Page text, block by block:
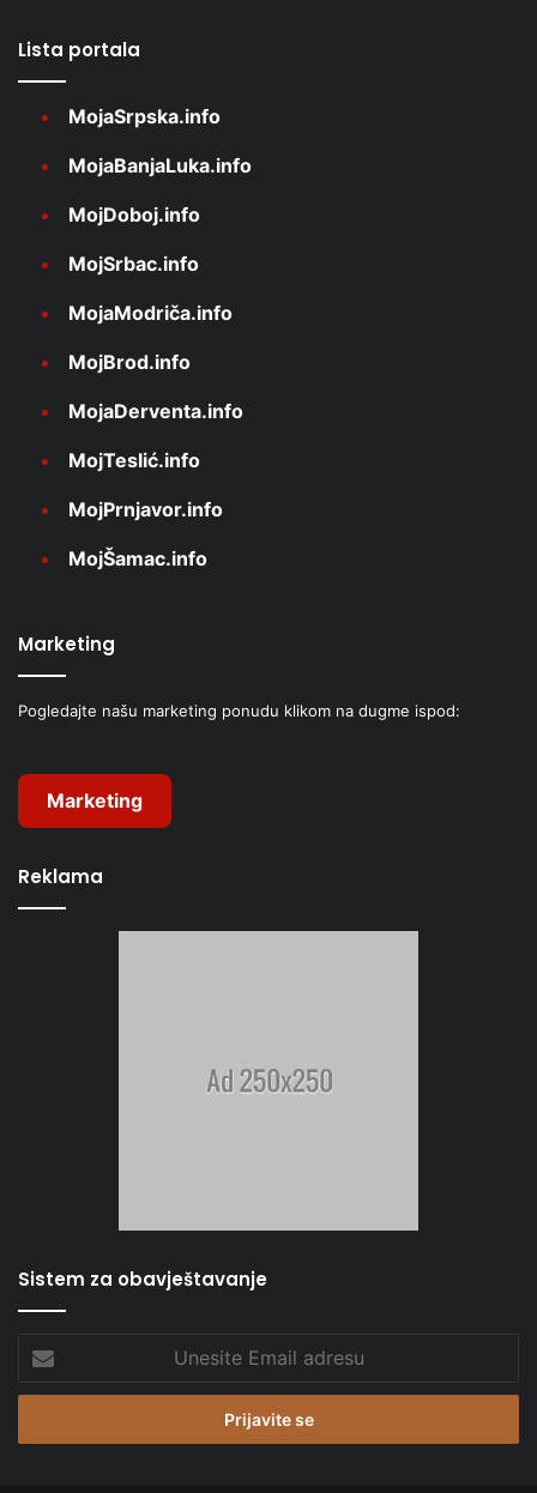
Lista portala
MojaSrpska.info
MojaBanjaLuka.info
MojDoboj.info
MojSrbac.info
MojaModriča.info
MojBrod.info
MojaDerventa.info
MojTeslić.info
MojPrnjavor.info
MojŠamac.info
Marketing
Pogledajte našu marketing ponudu klikom na dugme ispod:
Marketing
Reklama
Sistem za obavještavanje
Email
adresu